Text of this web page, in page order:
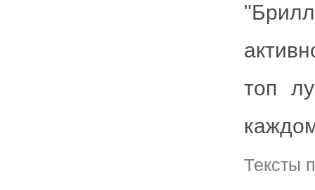
топ
Тексты